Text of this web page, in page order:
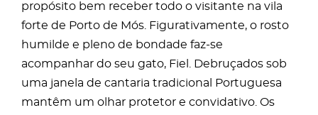
propósito bem receber todo o visitante na vila
forte de Porto de Mós. Figurativamente, o rosto
humilde e pleno de bondade faz-se
acompanhar do seu gato, Fiel. Debruçados sob
uma janela de cantaria tradicional Portuguesa
mantêm um olhar protetor e convidativo. Os